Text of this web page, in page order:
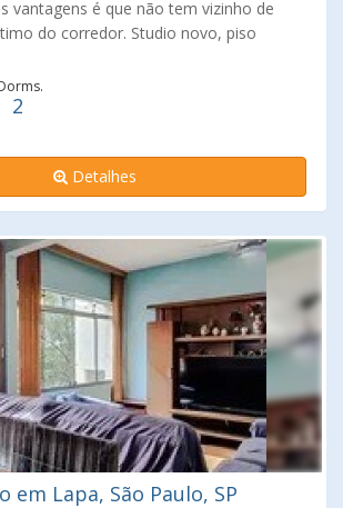
vantagens é que não tem vizinho de
do corredor. Studio novo, piso
prédio com lavanderia, piscina, play
festas, churrasqueira, pet place,
2
Detalhes
em Lapa, São Paulo, SP